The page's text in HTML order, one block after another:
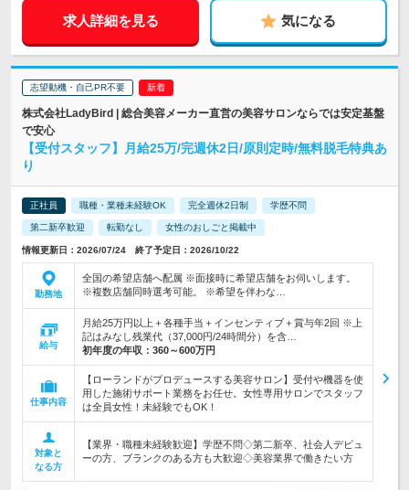
求人詳細を見る 気になる
志望動機・自己PR不要
株式会社LadyBird | 総合美容メーカー直営の美容サロンならでは安定基盤
で安心
【受付スタッフ】月給25万/完週休2日/原則定時/無料脱毛特典あ
り
正社員 職種・業種未経験OK 完全週休2日制 学歴不問
第二新卒歓迎 転勤なし 女性のおしごと掲載中
情報更新日：2026/07/24 終了予定日：2026/10/22
勤務地
全国の希望店舗へ配属 ※面接時に希望店舗をお伺いします。
※複数店舗同時選考可能。 ※希望を伴わな…
給与
月給25万円以上＋各種手当＋インセンティブ＋賞与年2回 ※上
記はみなし残業代（37,000円/24時間分）を含…
初年度の年収： 360～600万円
仕事内容
【ローランドがプロデュースする美容サロン】受付や機器を使
用した施術サポート業務をお任せ。女性専用サロンでスタッフ
は全員女性！未経験でもOK！
対象と
なる方
【業界・職種未経験歓迎】学歴不問◇第二新卒、社会人デビュ
ーの方、ブランクのある方も大歓迎◇美容業界で働きたい方